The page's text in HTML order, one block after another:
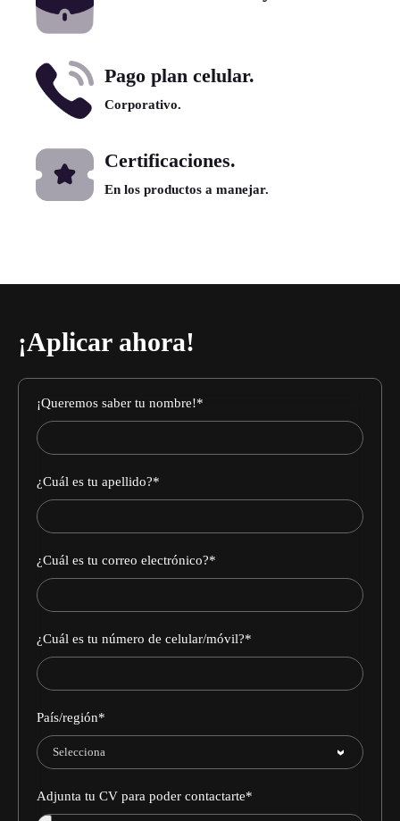
Pago plan celular.
Corporativo.
Certificaciones.
En los productos a manejar.
¡Aplicar ahora!
¡Queremos saber tu nombre!*
¿Cuál es tu apellido?*
¿Cuál es tu correo electrónico?*
¿Cuál es tu número de celular/móvil?*
País/región*
Adjunta tu CV para poder contactarte*